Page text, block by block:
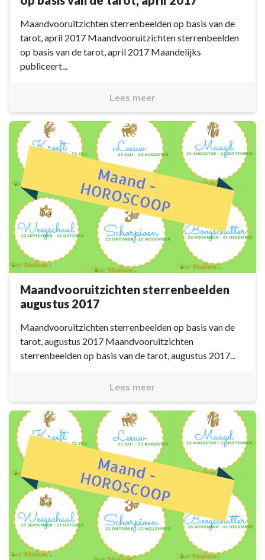
Maandvooruitzichten sterrenbeelden op basis van de
tarot, april 2017 Maandvooruitzichten sterrenbeelden
op basis van de tarot, april 2017 Maandelijks
publiceert...
Lees meer
Maandvooruitzichten sterrenbeelden
augustus 2017
Maandvooruitzichten sterrenbeelden op basis van de
tarot, augustus 2017 Maandvooruitzichten
sterrenbeelden op basis van de tarot, augustus 2017...
Lees meer